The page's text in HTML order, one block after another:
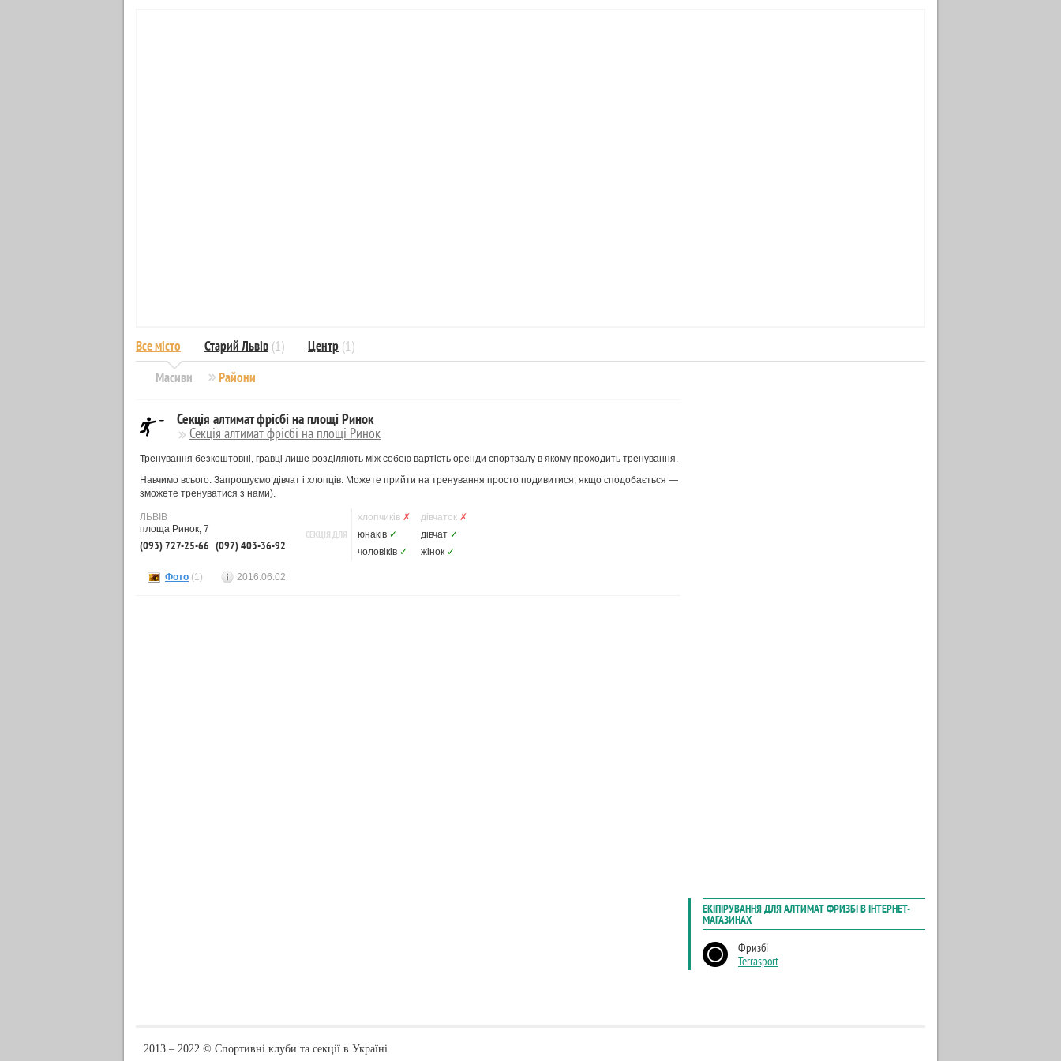
Масиви
Все місто Старий Львів (1) Центр (1)
Райони
Секція алтимат фрісбі на площі Ринок
Секція алтимат фрісбі на площі Ринок
Тренування безкоштовні, гравці лише розділяють між собою вартість оренди спортзалу в якому проходить тренування.
Навчимо всього. Запрошуємо дівчат і хлопців. Можете прийти на тренування просто подивитися, якщо сподобається —
зможете тренуватися з нами).
ЛЬВІВ
площа Ринок, 7
(093) 727-25-66 (097) 403-36-92
СЕКЦІЯ ДЛЯ
хлопчиків ✗ дівчаток ✗
юнаків ✓ дівчат ✓
чоловіків ✓ жінок ✓
Фото (1) 2016.06.02
2013 ‒ 2022 © Спортивні клуби та секції в Україні